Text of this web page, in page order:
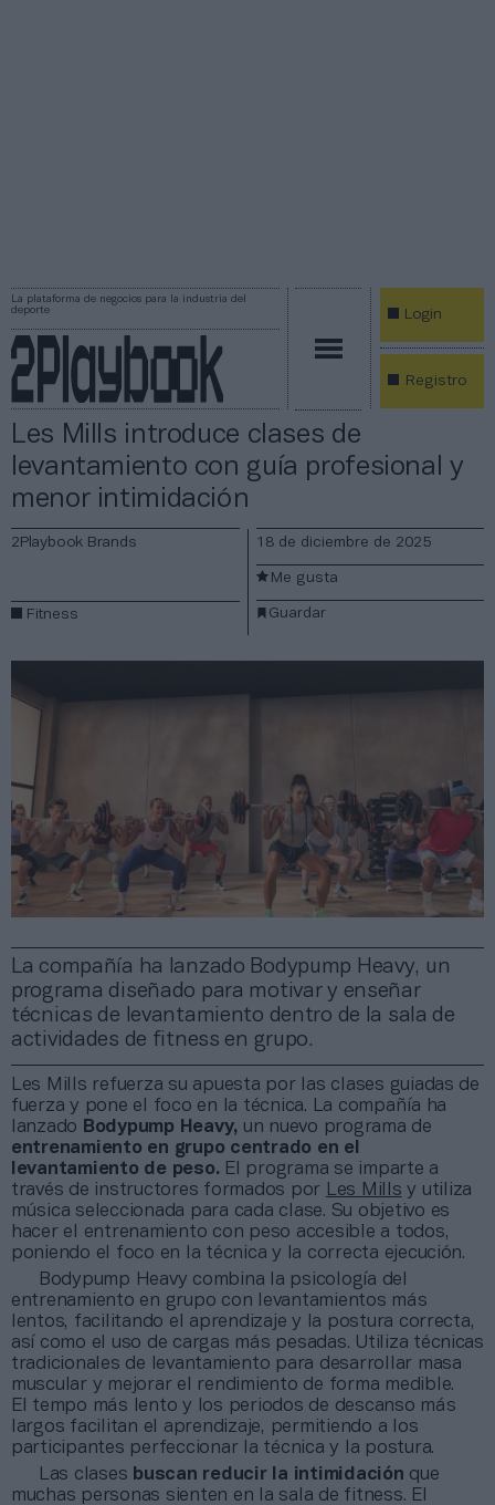
La plataforma de negocios para la industria del
deporte
Login
Registro
Les Mills introduce clases de
levantamiento con guía profesional y
menor intimidación
La compañía ha lanzado Bodypump Heavy, un
programa diseñado para motivar y enseñar
técnicas de levantamiento dentro de la sala de
actividades de fitness en grupo.
2Playbook Brands
Fitness
18 de diciembre de 2025
Guardar
Me gusta
Les Mills refuerza su apuesta por las clases guiadas de
fuerza y pone el foco en la técnica. La compañía ha
lanzado Bodypump Heavy, un nuevo programa de
entrenamiento en grupo centrado en el
levantamiento de peso. El programa se imparte a
través de instructores formados por
Les Mills y utiliza
música seleccionada para cada clase. Su objetivo es
hacer el entrenamiento con peso accesible a todos,
poniendo el foco en la técnica y la correcta ejecución.
Bodypump Heavy combina la psicología del
entrenamiento en grupo con levantamientos más
lentos, facilitando el aprendizaje y la postura correcta,
así como el uso de cargas más pesadas. Utiliza técnicas
tradicionales de levantamiento para desarrollar masa
muscular y mejorar el rendimiento de forma medible.
El tempo más lento y los periodos de descanso más
largos facilitan el aprendizaje, permitiendo a los
participantes perfeccionar la técnica y la postura.
Las clases buscan reducir la intimidación que
muchas personas sienten en la sala de fitness. El